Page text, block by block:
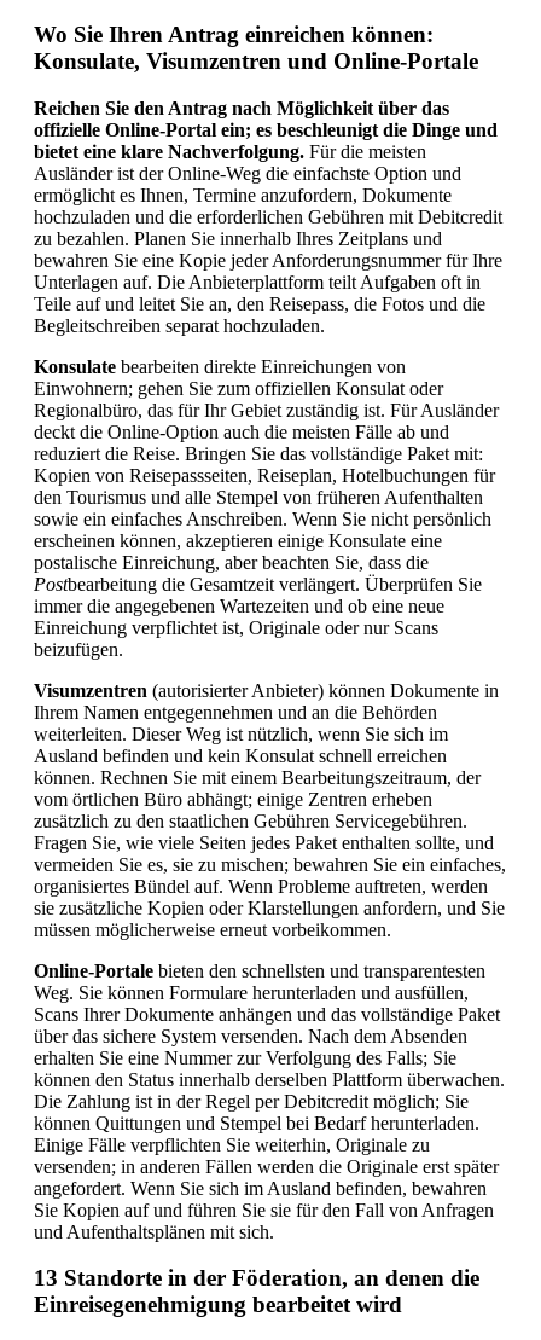
Wo Sie Ihren Antrag einreichen können:
Konsulate, Visumzentren und Online-Portale
Reichen Sie den Antrag nach Möglichkeit über das
offizielle Online-Portal ein; es beschleunigt die Dinge und
bietet eine klare Nachverfolgung. Für die meisten
Ausländer ist der Online-Weg die einfachste Option und
ermöglicht es Ihnen, Termine anzufordern, Dokumente
hochzuladen und die erforderlichen Gebühren mit Debitcredit
zu bezahlen. Planen Sie innerhalb Ihres Zeitplans und
bewahren Sie eine Kopie jeder Anforderungsnummer für Ihre
Unterlagen auf. Die Anbieterplattform teilt Aufgaben oft in
Teile auf und leitet Sie an, den Reisepass, die Fotos und die
Begleitschreiben separat hochzuladen.
Konsulate bearbeiten direkte Einreichungen von
Einwohnern; gehen Sie zum offiziellen Konsulat oder
Regionalbüro, das für Ihr Gebiet zuständig ist. Für Ausländer
deckt die Online-Option auch die meisten Fälle ab und
reduziert die Reise. Bringen Sie das vollständige Paket mit:
Kopien von Reisepassseiten, Reiseplan, Hotelbuchungen für
den Tourismus und alle Stempel von früheren Aufenthalten
sowie ein einfaches Anschreiben. Wenn Sie nicht persönlich
erscheinen können, akzeptieren einige Konsulate eine
postalische Einreichung, aber beachten Sie, dass die
Postbearbeitung die Gesamtzeit verlängert. Überprüfen Sie
immer die angegebenen Wartezeiten und ob eine neue
Einreichung verpflichtet ist, Originale oder nur Scans
beizufügen.
Visumzentren (autorisierter Anbieter) können Dokumente in
Ihrem Namen entgegennehmen und an die Behörden
weiterleiten. Dieser Weg ist nützlich, wenn Sie sich im
Ausland befinden und kein Konsulat schnell erreichen
können. Rechnen Sie mit einem Bearbeitungszeitraum, der
vom örtlichen Büro abhängt; einige Zentren erheben
zusätzlich zu den staatlichen Gebühren Servicegebühren.
Fragen Sie, wie viele Seiten jedes Paket enthalten sollte, und
vermeiden Sie es, sie zu mischen; bewahren Sie ein einfaches,
organisiertes Bündel auf. Wenn Probleme auftreten, werden
sie zusätzliche Kopien oder Klarstellungen anfordern, und Sie
müssen möglicherweise erneut vorbeikommen.
Online-Portale bieten den schnellsten und transparentesten
Weg. Sie können Formulare herunterladen und ausfüllen,
Scans Ihrer Dokumente anhängen und das vollständige Paket
über das sichere System versenden. Nach dem Absenden
erhalten Sie eine Nummer zur Verfolgung des Falls; Sie
können den Status innerhalb derselben Plattform überwachen.
Die Zahlung ist in der Regel per Debitcredit möglich; Sie
können Quittungen und Stempel bei Bedarf herunterladen.
Einige Fälle verpflichten Sie weiterhin, Originale zu
versenden; in anderen Fällen werden die Originale erst später
angefordert. Wenn Sie sich im Ausland befinden, bewahren
Sie Kopien auf und führen Sie sie für den Fall von Anfragen
und Aufenthaltsplänen mit sich.
13 Standorte in der Föderation, an denen die
Einreisegenehmigung bearbeitet wird